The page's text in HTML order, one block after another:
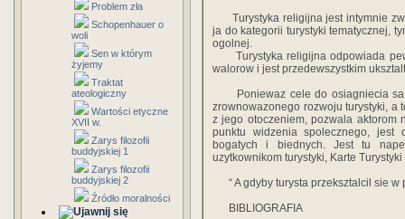
Problem zła
Schopenhauer o
woli
Sen w którym
żyjemy
Traktat
ateologiczny
Wartości etyczne
XVII w.
Zarys filozofii
buddyjskiej 1
Zarys filozofii
buddyjskiej 2
Źródło moralności
Turystyka religijna jest intymnie
ja do kategorii turystyki tematycznej,
ogolnej.
Turystyka religijna odpowiada
walorow i jest przedewszystkim
Poniewaz cele do osiagniecia sa
zrownowazonego rozwoju turystyki, a
z jego otoczeniem, pozwala
punktu widzenia spolecznego, jest
bogatych i biednych. Jest tu
uzytkownikom turystyki, Karte
“ A gdyby turysta przeksztalcil sie w
BIBLIOGRAFIA